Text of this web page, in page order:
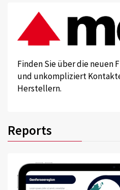
Finden Sie über die neuen
und unkompliziert
Herstellern.
Reports